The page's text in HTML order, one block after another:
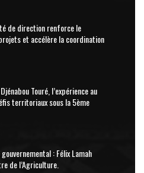
de direction renforce le
et accélère la coordination
Touré, l’expérience au
territoriaux sous la 5ème
: Félix Lamah
de l’Agriculture.